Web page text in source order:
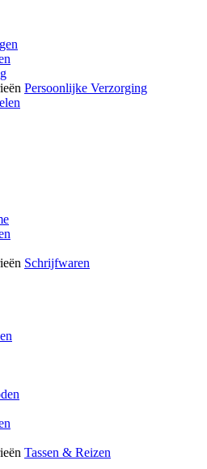
Persoonlijke Verzorging
Schrijfwaren
Tassen & Reizen